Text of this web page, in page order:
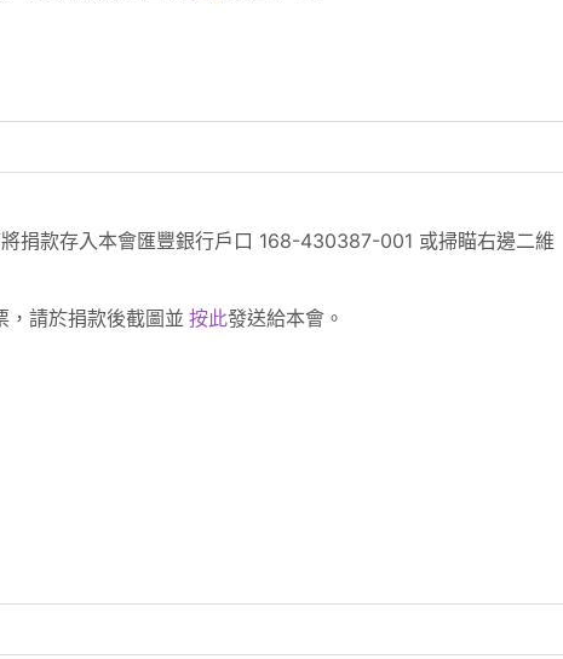
捐款存入本會匯豐銀行戶口 168-430387-001 或掃瞄右邊二維
，請於捐款後截圖並 按此發送給本會。